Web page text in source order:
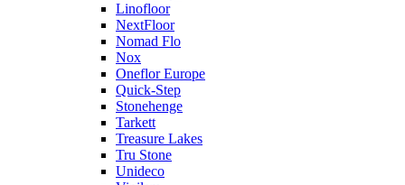
Linofloor
NextFloor
Nomad Flo
Nox
Oneflor Europe
Quick-Step
Stonehenge
Tarkett
Treasure Lakes
Tru Stone
Unideco